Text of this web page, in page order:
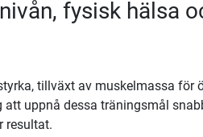
fysisk hälsa
tillväxt av muskelmassa för
uppnå dessa träningsmål
resultat.